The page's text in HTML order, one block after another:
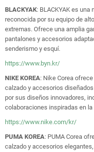
BLACKYAK: BLACKYAK es una
reconocida por su equipo de
extremas. Ofrece una amplia
pantalones y accesorios
senderismo y esquí.
https://www.byn.kr/
NIKE KOREA: Nike Corea
calzado y accesorios
por sus diseños innovadores,
colaboraciones inspiradas en
https://www.nike.com/kr/
PUMA KOREA: PUMA Corea
calzado y accesorios